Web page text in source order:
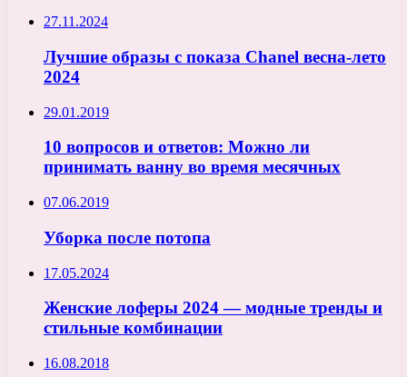
27.11.2024
Лучшие образы с показа Chanel весна-лето
2024
29.01.2019
10 вопросов и ответов: Можно ли
принимать ванну во время месячных
07.06.2019
Уборка после потопа
17.05.2024
Женские лоферы 2024 — модные тренды и
стильные комбинации
16.08.2018